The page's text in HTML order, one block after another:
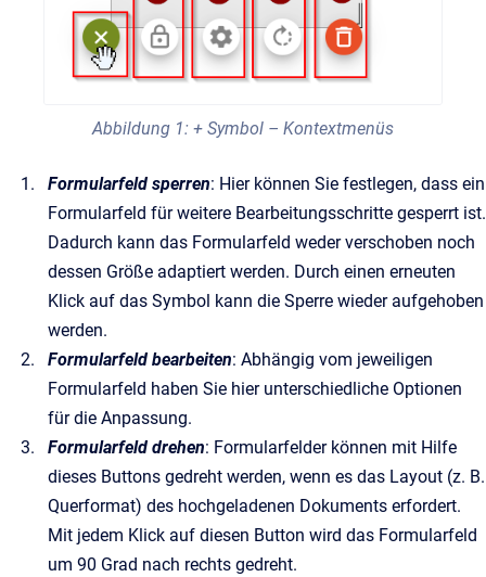
Abbildung 1: + Symbol – Kontextmenüs
Formularfeld sperren: Hier können Sie festlegen, dass ein
Formularfeld für weitere Bearbeitungsschritte gesperrt ist.
Dadurch kann das Formularfeld weder verschoben noch
dessen Größe adaptiert werden. Durch einen erneuten
Klick auf das Symbol kann die Sperre wieder aufgehoben
werden.
Formularfeld bearbeiten: Abhängig vom jeweiligen
Formularfeld haben Sie hier unterschiedliche Optionen
für die Anpassung.
Formularfeld drehen: Formularfelder können mit Hilfe
dieses Buttons gedreht werden, wenn es das Layout (z. B.
Querformat) des hochgeladenen Dokuments erfordert.
Mit jedem Klick auf diesen Button wird das Formularfeld
um 90 Grad nach rechts gedreht.